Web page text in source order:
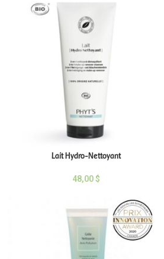
Lait Hydro-Nettoyant
48,00$